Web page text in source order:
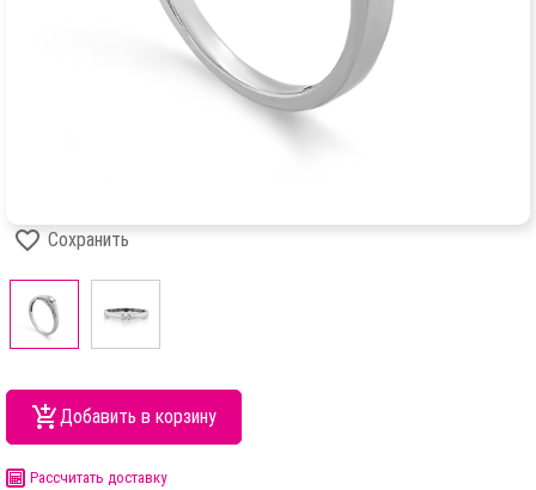
Сохранить
Добавить в корзину
Рассчитать доставку